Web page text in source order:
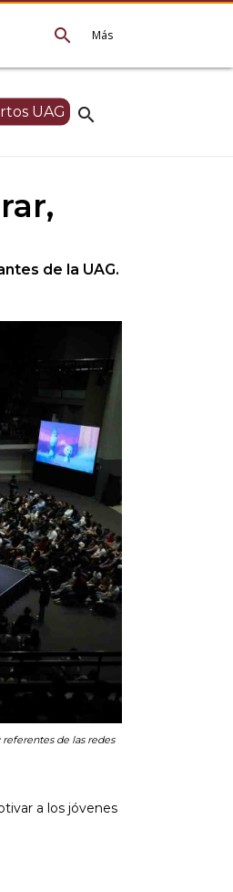
Más
search
search
UAG
de la UAG.
referentes de las redes
a los jóvenes